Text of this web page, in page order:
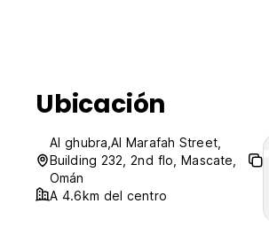
Ubicación
Al ghubra,Al Marafah Street,
Building 232, 2nd flo, Mascate,
Omán
A 4.6km del centro